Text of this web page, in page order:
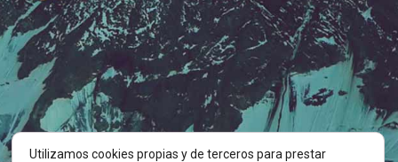
Utilizamos cookies propias y de terceros para prestar